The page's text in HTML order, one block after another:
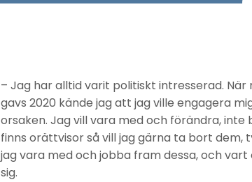
– Jag har alltid varit politiskt intresserad.
gavs 2020 kände jag att jag ville engagera
orsaken. Jag vill vara med och förändra,
finns orättvisor så vill jag gärna ta bort
jag vara med och jobba fram dessa, och
sig.